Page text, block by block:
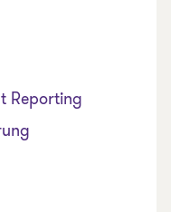
Reporting